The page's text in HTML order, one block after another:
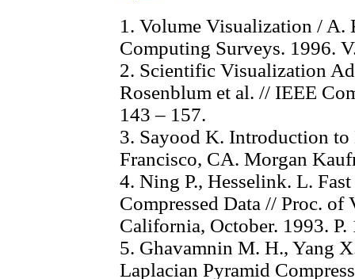
1. Volume Visualization / A.
Computing Surveys. 1996.
2. Scientific Visualization
Rosenblum et al. // IEEE
143 – 157.
3. Sayood K. Introduction to
Francisco, CA. Morgan
4. Ning P., Hesselink. L.
Compressed Data // Proc. of
California, October. 1993. P.
5. Ghavamnin M. H., Yang
Laplacian Pyramid